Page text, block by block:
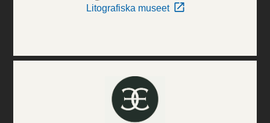
Litografiska museet